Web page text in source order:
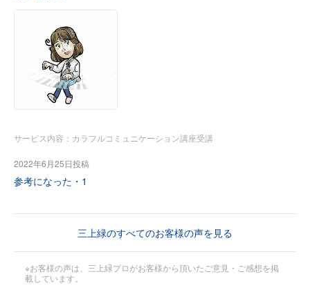
た。オンラインの後に再度、パワ
ーポイントを見返す事ができる為、自分の中で確認が何度
もできる事が魅力的でした。
・ピア教室だけの事だけではなく、どのような事柄でもお話
しできる明るい雰囲気で、いつ
も講座の際、時間を忘れてしまいます。
感謝致します。
【講座を受けて変わったこと具体的な変化はありますか？】
が痛くなる程だった事もあり
え方、立ち居振る舞い全てを見
サービス内容：カラフルコミュニケーション講座受講
2022年6月25日投稿
参考になった・ 1
三上緑のすべてのお客様の声を見る
※お客様の声は、三上緑プロがお客様から頂いたご意見・ご感想を掲
載しています。